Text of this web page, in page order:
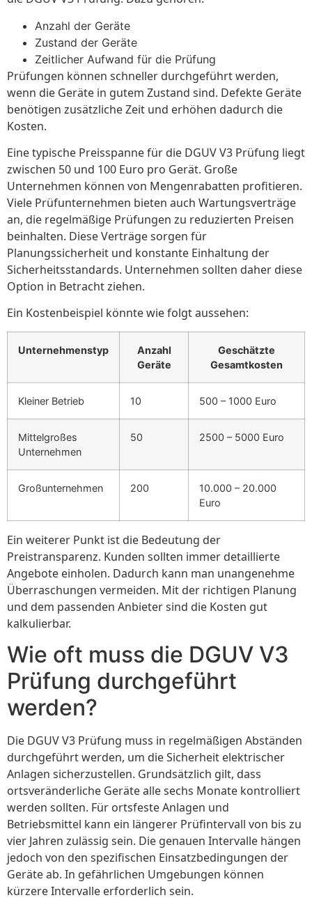
Anzahl der Geräte
Zustand der Geräte
Zeitlicher Aufwand für die Prüfung
Prüfungen können schneller durchgeführt werden,
wenn die Geräte in gutem Zustand sind. Defekte Geräte
benötigen zusätzliche Zeit und erhöhen dadurch die
Kosten.
Eine typische Preisspanne für die DGUV V3 Prüfung liegt
zwischen 50 und 100 Euro pro Gerät. Große
Unternehmen können von Mengenrabatten profitieren.
Viele Prüfunternehmen bieten auch Wartungsverträge
an, die regelmäßige Prüfungen zu reduzierten Preisen
beinhalten. Diese Verträge sorgen für
Planungssicherheit und konstante Einhaltung der
Sicherheitsstandards. Unternehmen sollten daher diese
Option in Betracht ziehen.
Ein Kostenbeispiel könnte wie folgt aussehen:
Unternehmenstyp
Anzahl
Geräte
Geschätzte
Gesamtkosten
Kleiner Betrieb 10 500 – 1000 Euro
Mittelgroßes
Unternehmen
50 2500 – 5000 Euro
Großunternehmen 200
10.000 – 20.000
Euro
Ein weiterer Punkt ist die Bedeutung der
Preistransparenz. Kunden sollten immer detaillierte
Angebote einholen. Dadurch kann man unangenehme
Überraschungen vermeiden. Mit der richtigen Planung
und dem passenden Anbieter sind die Kosten gut
kalkulierbar.
Wie oft muss die DGUV V3
Prüfung durchgeführt
werden?
Die DGUV V3 Prüfung muss in regelmäßigen Abständen
durchgeführt werden, um die Sicherheit elektrischer
Anlagen sicherzustellen. Grundsätzlich gilt, dass
ortsveränderliche Geräte alle sechs Monate kontrolliert
werden sollten. Für ortsfeste Anlagen und
Betriebsmittel kann ein längerer Prüfintervall von bis zu
vier Jahren zulässig sein. Die genauen Intervalle hängen
jedoch von den spezifischen Einsatzbedingungen der
Geräte ab. In gefährlichen Umgebungen können
kürzere Intervalle erforderlich sein.